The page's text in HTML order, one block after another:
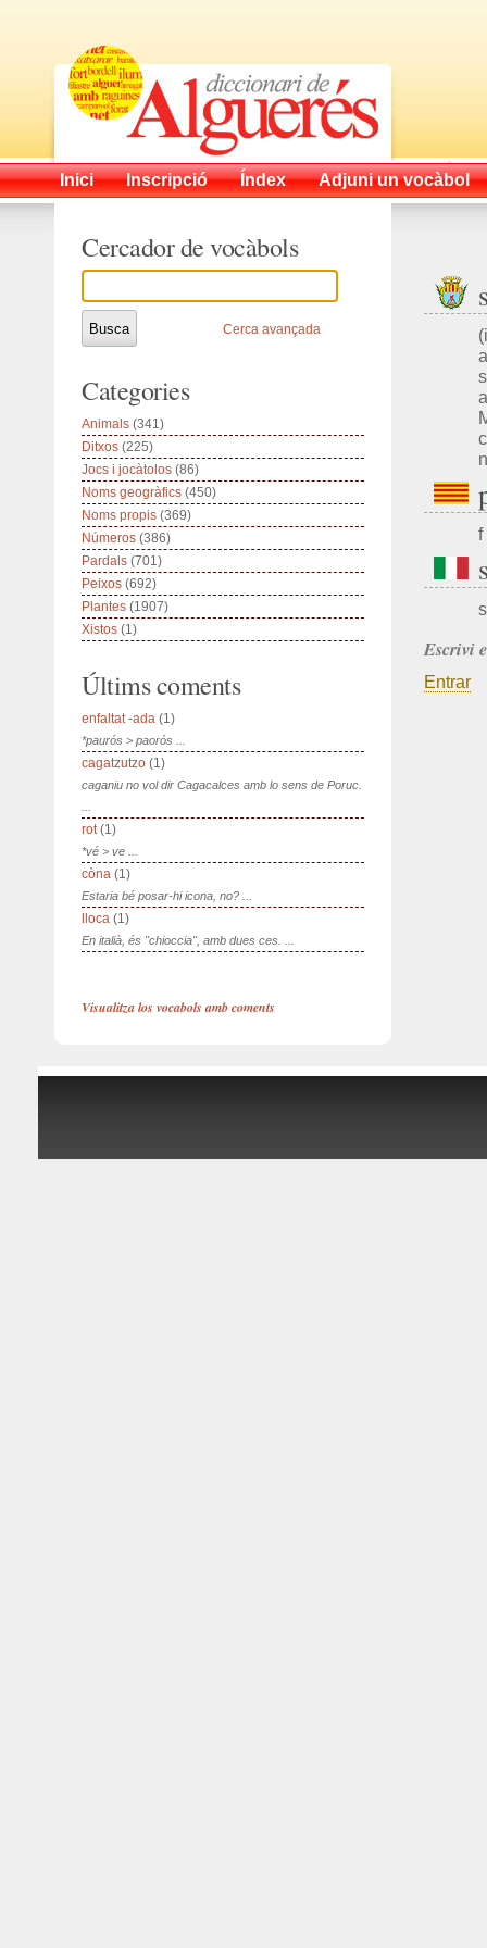
Inici Inscripció Índex Adjuni un vocàbol
f
Escrivi
Entrar
Cercador de vocàbols
Cerca avançada
Categories
Animals (341)
Ditxos (225)
Jocs i jocàtolos (86)
Noms geogràfics (450)
Noms propis (369)
Números (386)
Pardals (701)
Peixos (692)
Plantes (1907)
Xistos (1)
Últims coments
enfaltat -ada (1)
*paurós > paorós ...
cagatzutzo (1)
caganiu no vol dir Cagacalces amb lo sens de Poruc.
rot(1)
*vé > ve ...
còna (1)
Estaria bé posar-hi icona, no? ...
lloca (1)
En italià, és "chioccia", amb dues ces. ...
Visualitza los vocabols amb coments